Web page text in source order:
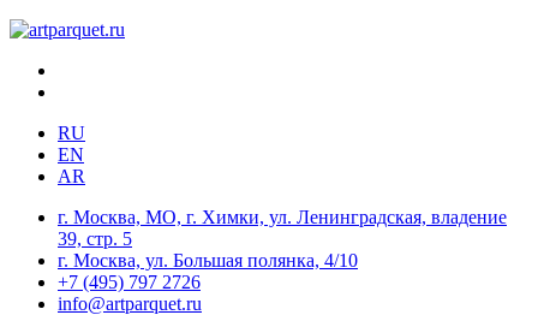
RU
EN
AR
г. Москва, МО, г. Химки, ул. Ленинградская, владение
39, стр. 5
г. Москва, ул. Большая полянка, 4/10
+7 (495) 797 2726
info@artparquet.ru